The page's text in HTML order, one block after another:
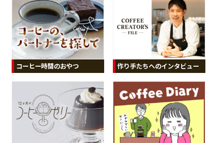
コーヒー時間のおやつ 作り手たちへのインタビュー